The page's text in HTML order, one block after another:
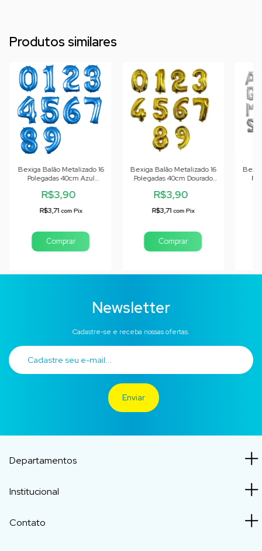
Produtos similares
Bexiga Balão Metalizado 16
Polegadas 40cm Azul
R$3,90
R$3,71com Pix
Comprar
Bexiga Balão Metalizado 16
Polegadas 40cm Dourado
R$3,90
R$3,71com Pix
Comprar
Newsletter
Cadastre-se e receba nossas ofertas.
Departamentos
Institucional
Contato